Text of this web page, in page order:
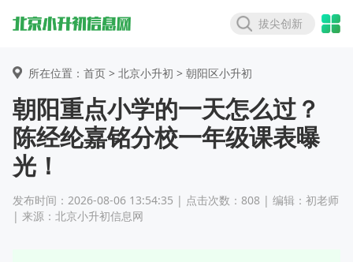
拔尖创新
所在位置：首页 > 北京小升初 > 朝阳区小升初
朝阳重点小学的一天怎么过？
陈经纶嘉铭分校一年级课表曝
光！
发布时间：2026-08-06 13:54:35 | 点击次数：808 | 编辑：初老师
| 来源：北京小升初信息网